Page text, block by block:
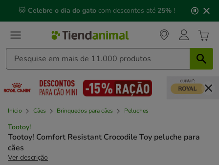
mensagem,
🐱 Celebre o dia do gato com descontos até 25% !
Início Cães Brinquedos para cães Peluches
Tootoy!
Tootoy! Comfort Resistant Crocodile Toy peluche para
cães
Ver descrição